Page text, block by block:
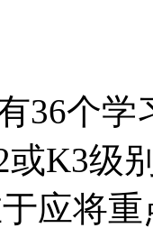
36个
或K3级
应将